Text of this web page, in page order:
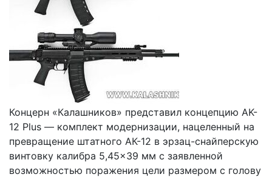
Концерн «Калашников» представил концепцию AK-
12 Plus — комплект модернизации, нацеленный на
превращение штатного АК-12 в эрзац-снайперскую
винтовку калибра 5,45×39 мм с заявленной
возможностью поражения цели размером с голову